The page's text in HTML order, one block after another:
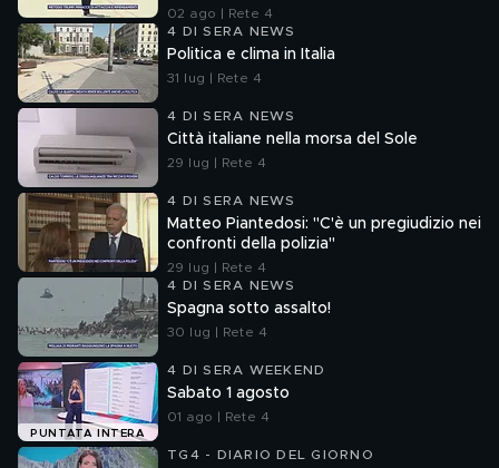
02 ago | Rete 4
4 DI SERA NEWS
Politica e clima in Italia
31 lug | Rete 4
4 DI SERA NEWS
Città italiane nella morsa del Sole
29 lug | Rete 4
4 DI SERA NEWS
Matteo Piantedosi: "C'è un pregiudizio nei
confronti della polizia"
29 lug | Rete 4
4 DI SERA NEWS
Spagna sotto assalto!
30 lug | Rete 4
PUNTATA INTERA
4 DI SERA WEEKEND
Sabato 1 agosto
01 ago | Rete 4
TG4 - DIARIO DEL GIORNO